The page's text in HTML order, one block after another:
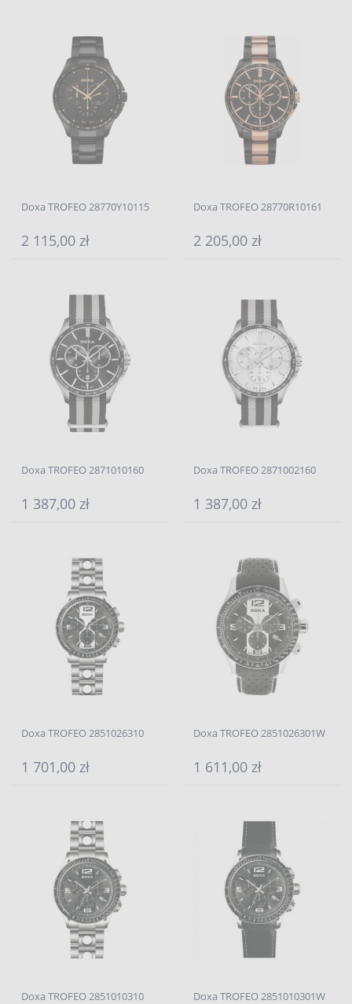
Doxa TROFEO 28770Y10115
2 115,00 zł
Doxa TROFEO 28770R10161
2 205,00 zł
Doxa TROFEO 2871010160
1 387,00 zł
Doxa TROFEO 2871002160
1 387,00 zł
Doxa TROFEO 2851026310
1 701,00 zł
Doxa TROFEO 2851026301W
1 611,00 zł
Doxa TROFEO 2851010310 Doxa TROFEO 2851010301W